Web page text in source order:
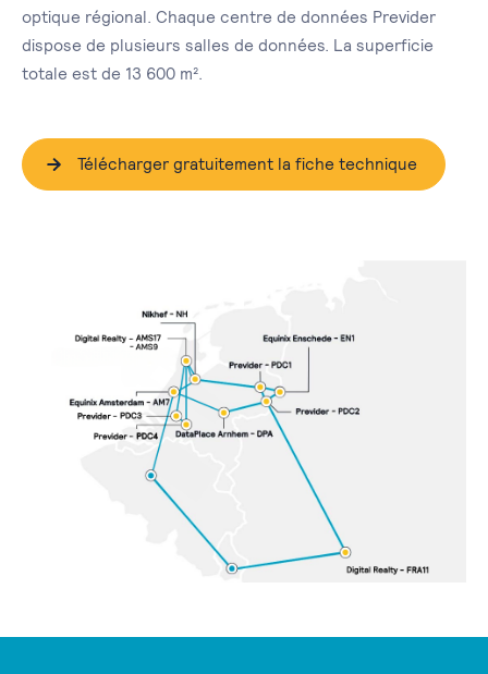
optique régional. Chaque centre de données Previder
dispose de plusieurs salles de données. La superficie
totale est de 13 600 m².
Télécharger gratuitement la fiche technique